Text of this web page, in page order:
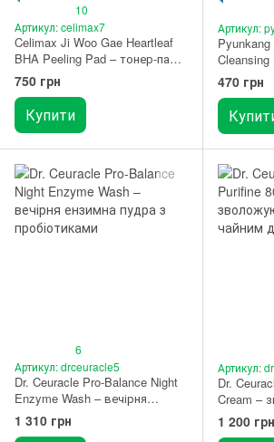
10
Артикул: celimax7
Celimax Ji Woo Gae Heartleaf
BHA Peeling Pad – тонер-пади
з саліциловою кислотою та
хауттюйнією серцевидною 60
шт.
750 грн
Купити
Артикул:
Pyunkang
Cleansing
вмивання
470 грн
6
Артикул: drceuracle5
Dr. Ceuracle Pro-Balance Night
Enzyme Wash – вечірня
ензимна пудра з пробіотиками
50
1 310 грн
Артикул:
Dr.
Cream –
крем з
1 200 грн